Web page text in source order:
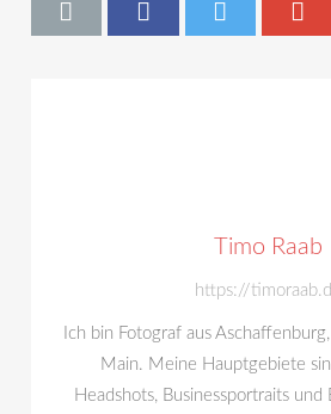
Timo Raab
https://
Ich bin Fotograf aus
Main. Meine Hauptgebiete
Headshots, Businessportraits